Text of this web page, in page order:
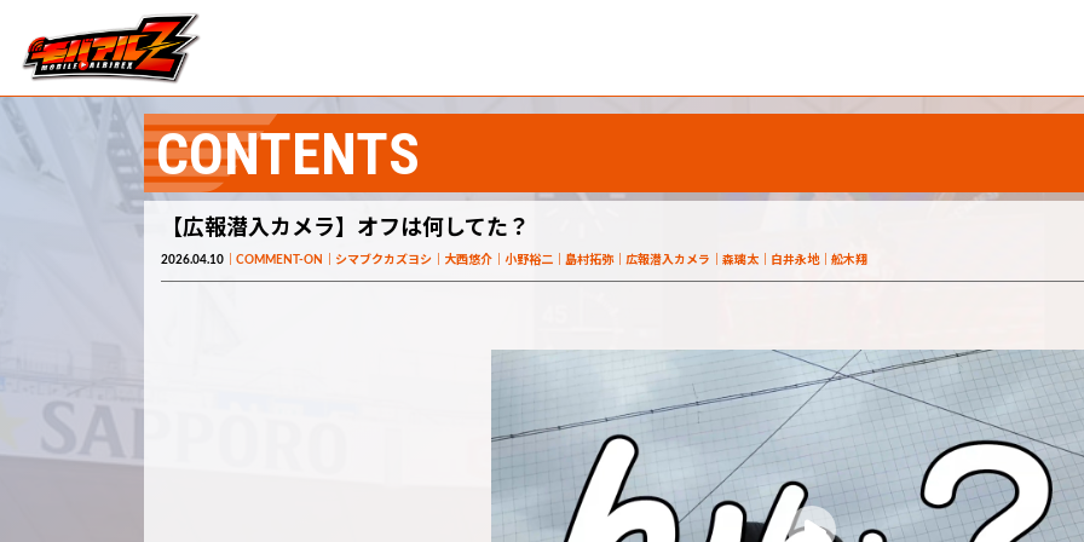
CONTENTS
【広報潜入カメラ】オフは何してた？
2026.04.10 COMMENT-ON シマブクカズヨシ 大西悠介 小野裕二 島村拓弥 広報潜入カメラ 森璃太 白井永地 舩木翔